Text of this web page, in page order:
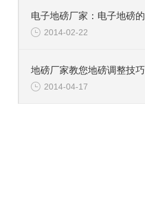
2014-02-22
地磅厂家教您地磅调整技巧
2014-04-17